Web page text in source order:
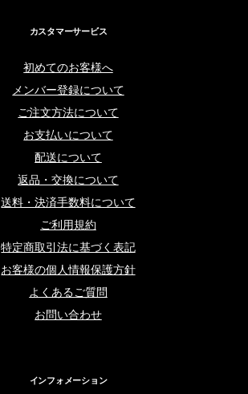
カスタマーサービス
初めてのお客様へ
メンバー登録について
ご注文方法について
お支払いについて
配送について
返品・交換について
送料・決済手数料について
ご利用規約
特定商取引法に基づく表記
お客様の個人情報保護方針
よくあるご質問
お問い合わせ
インフォメーション